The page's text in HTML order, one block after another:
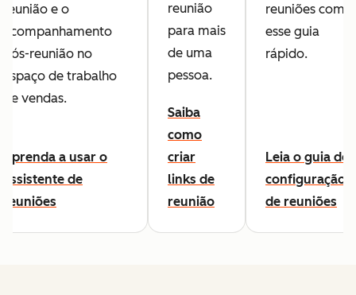
reunião e o
acompanhamento
pós-reunião no
espaço de trabalho
de vendas.
Aprenda a usar o
assistente de
reuniões
reunião
para mais
de uma
pessoa.
Saiba
como
criar
links de
reunião
reuniões com
esse guia
rápido.
Leia o guia de
configuração
de reuniões